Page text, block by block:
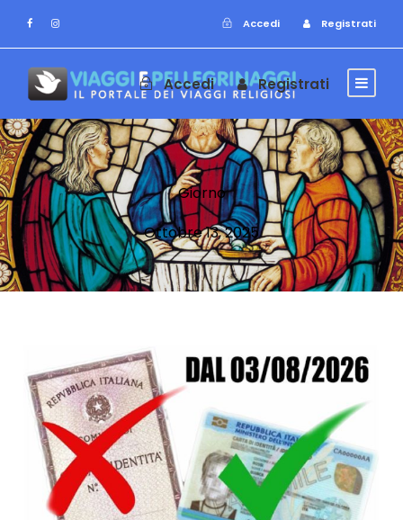
Accedi Registrati
Accedi Registrati
Giorno
Ottobre 13, 2025